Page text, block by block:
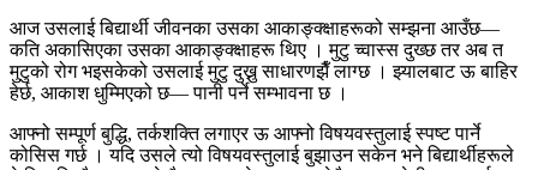
आज उसलाई बिद्यार्थी जीवनका उसका आकाङ्क्क्षाहरूको सम्झना आउँछ—
कति अकासिएका उसका आकाङ्क्क्षाहरू थिए । मुटु च्वास्स दुख्छ तर अब त
मुटुको रोग भइसकेको उसलाई मुटु दुख्नु साधारणझैँ लाग्छ । झ्यालबाट ऊ बाहिर
हेर्छ, आकाश धुम्मिएको छ— पानी पर्ने सम्भावना छ ।
आफ्नो सम्पूर्ण बुद्धि, तर्कशक्ति लगाएर ऊ आफ्नो विषयवस्तुलाई स्पष्ट पार्ने
कोसिस गर्छ । यदि उसले त्यो विषयवस्तुलाई बुझाउन सकेन भने बिद्यार्थीहरूले